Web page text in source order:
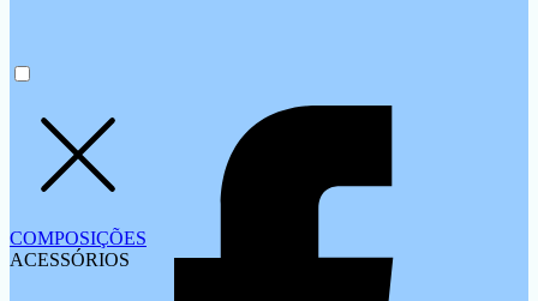
COMPOSIÇÕES
ACESSÓRIOS